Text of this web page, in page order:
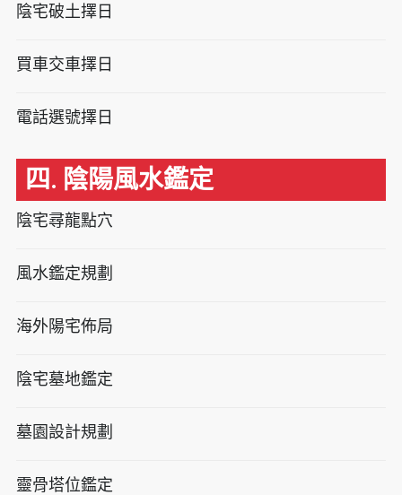
陰宅破土擇日
買車交車擇日
電話選號擇日
四. 陰陽風水鑑定
陰宅尋龍點穴
風水鑑定規劃
海外陽宅佈局
陰宅墓地鑑定
墓園設計規劃
靈骨塔位鑑定